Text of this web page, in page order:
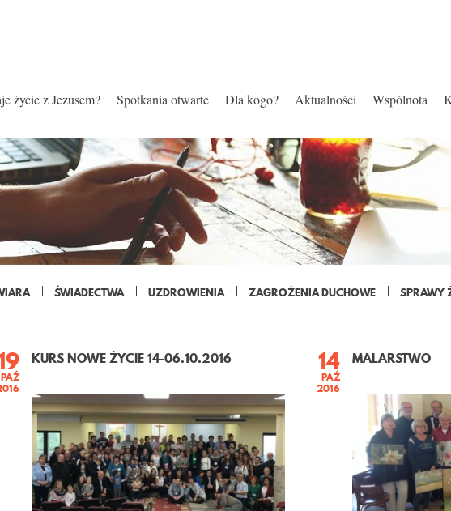
życie z Jezusem? Spotkania otwarte Dla kogo? Aktualności Wspólnota
ŚWIADECTWA UZDROWIENIA ZAGROŻENIA DUCHOWE SPRAWY
PAŹ
KURS NOWE ŻYCIE 14-06.10.2016 14
PAŹ
2016
MALARSTWO